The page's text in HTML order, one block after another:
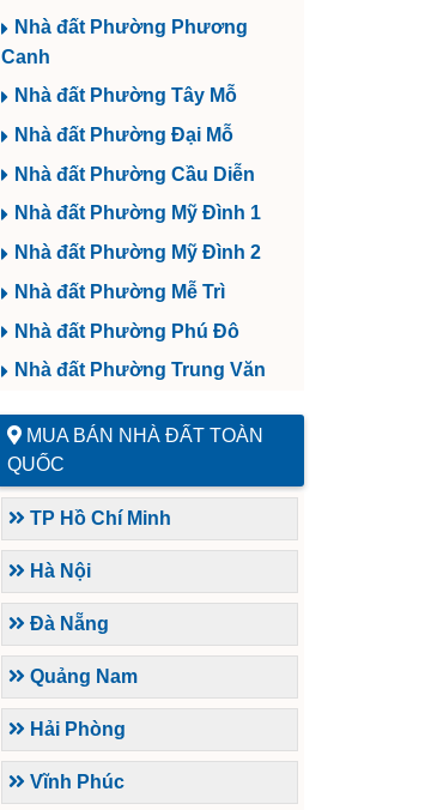
Nhà đất Phường Phương
Canh
Nhà đất Phường Tây Mỗ
Nhà đất Phường Đại Mỗ
Nhà đất Phường Cầu Diễn
Nhà đất Phường Mỹ Đình 1
Nhà đất Phường Mỹ Đình 2
Nhà đất Phường Mễ Trì
Nhà đất Phường Phú Đô
Nhà đất Phường Trung Văn
MUA BÁN NHÀ ĐẤT TOÀN
QUỐC
TP Hồ Chí Minh
Hà Nội
Đà Nẵng
Quảng Nam
Hải Phòng
Vĩnh Phúc